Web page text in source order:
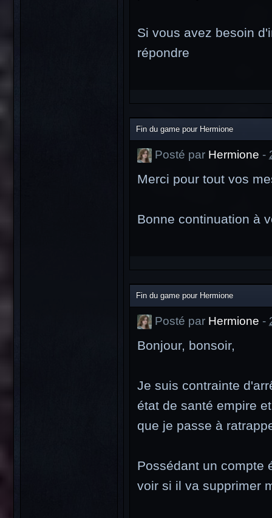
Si vous avez besoin
répondre
Fin du game pour Hermione
Posté par Hermione -
Merci pour tout vos
Bonne continuation à
Fin du game pour Hermione
Posté par Hermione -
Bonjour, bonsoir,
Je suis contrainte
état de santé empire
que je passe à
Possédant un compte
voir si il va supprimer